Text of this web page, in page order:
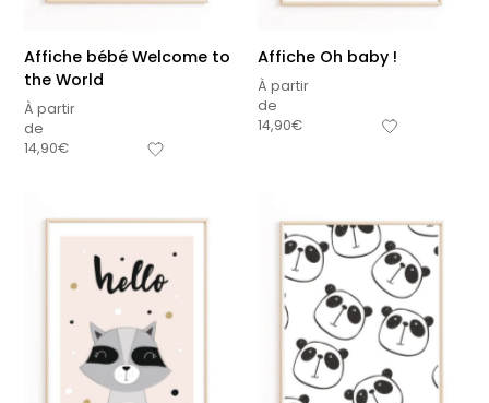
Affiche bébé Welcome to
the World
À partir
de
14,90€
Affiche Oh baby !
À partir
de
14,90€